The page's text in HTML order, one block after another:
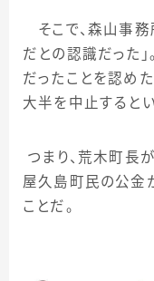
そこで、森山事務
だとの認識だった
だったことを認め
大半を中止するとい
つまり、荒木町長
屋久島町民の公金
ことだ。